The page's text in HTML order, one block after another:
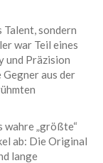
sondern
war Teil eines
und Präzision
aus der
wahre „größte“
ab: Die Original
lange